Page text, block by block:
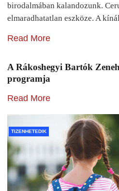
birodalmában kalandozunk.
elmaradhatatlan eszköze. A
Read More
A Rákoshegyi Bartók
programja
Read More
TIZENHETEDIK